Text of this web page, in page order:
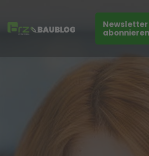
the
main
Newsletter
abonnieren